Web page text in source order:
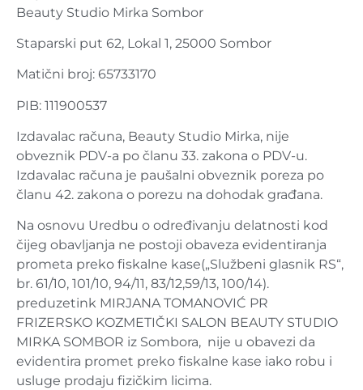
Beauty Studio Mirka Sombor
Staparski put 62, Lokal 1, 25000 Sombor
Matični broj: 65733170
PIB: 111900537
Izdavalac računa, Beauty Studio Mirka, nije
obveznik PDV-a po članu 33. zakona o PDV-u.
Izdavalac računa je paušalni obveznik poreza po
članu 42. zakona o porezu na dohodak građana.
Na osnovu Uredbu o određivanju delatnosti kod
čijeg obavljanja ne postoji obaveza evidentiranja
prometa preko fiskalne kase(„Službeni glasnik RS“,
br. 61/10, 101/10, 94/11, 83/12,59/13, 100/14).
preduzetink MIRJANA TOMANOVIĆ PR
FRIZERSKO KOZMETIČKI SALON BEAUTY STUDIO
MIRKA SOMBOR iz Sombora, nije u obavezi da
evidentira promet preko fiskalne kase iako robu i
usluge prodaju fizičkim licima.